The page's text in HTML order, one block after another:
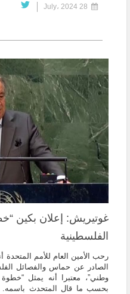
غوتيريش: إعلان بكين
الفلسطينية
رحب الأمين العام للأمم المتحدة
الصادر عن حماس والفصائل
وطني”، معتبرا أنه يمثل “خطوة
بحسب ما قال المتحدث باسمه.